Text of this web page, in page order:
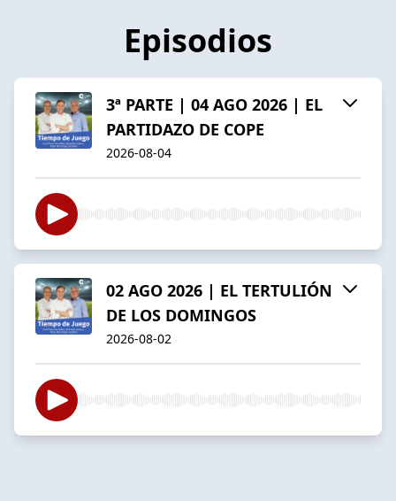
Episodios
3ª PARTE | 04 AGO 2026 | EL
PARTIDAZO DE COPE
2026-08-04
02 AGO 2026 | EL TERTULIÓN
DE LOS DOMINGOS
2026-08-02